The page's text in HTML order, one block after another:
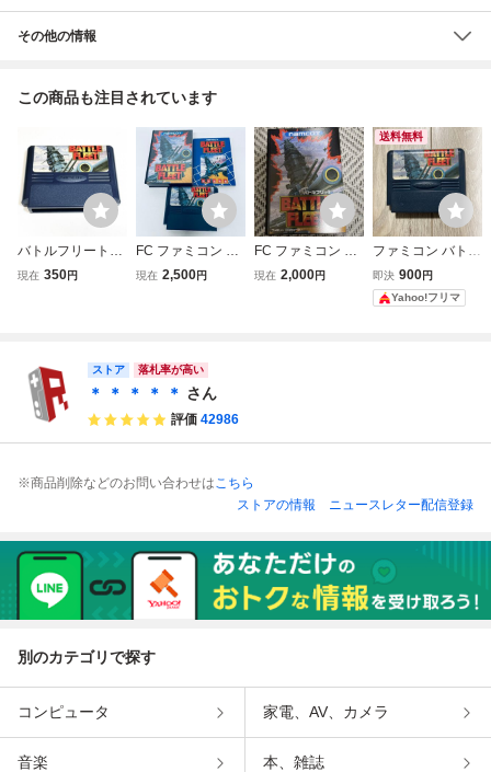
その他の情報
この商品も注目されています
バトルフリート
【動作確認済】８
現在 350円
FC ファミコン バ
トルフリート ソフ
現在 2,500円
FC ファミコン ナ
ムコ バトルフリー
現在 2,000円
送料無料
ファミコン バトル
フリート
即決 900円
Yahoo!フリマ
ストア 落札率が高い
＊ ＊ ＊ ＊ ＊ さん
評価 42986
※商品削除などのお問い合わせはこちら
ストアの情報
ニュースレター配信登録
別のカテゴリで探す
コンピュータ 家電、AV、カメラ
音楽 本、雑誌